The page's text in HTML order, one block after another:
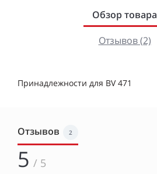
Обзор товара
Отзывов (2)
Принадлежности для BV 471
Отзывов 2
5 / 5